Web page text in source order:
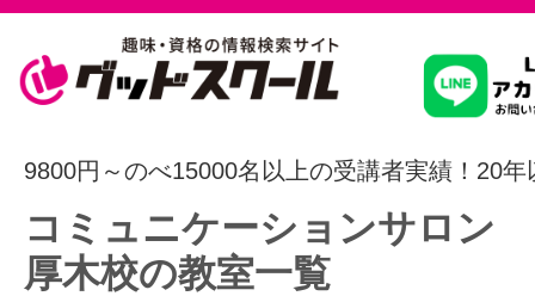
習いたいこ
スクールを
9800円～のべ15000名以上の受講者実績！20年
コミュニケーションサロン
厚木校の教室一覧